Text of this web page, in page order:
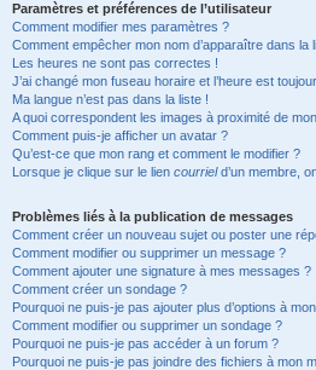
Paramètres et préférences de l’utilisateur
Comment modifier mes paramètres ?
Comment empêcher mon nom d’apparaître dans
Les heures ne sont pas correctes !
J’ai changé mon fuseau horaire et l’heure est
Ma langue n’est pas dans la liste !
A quoi correspondent les images à proximité de
Comment puis-je afficher un avatar ?
Qu’est-ce que mon rang et comment le modifier ?
Lorsque je clique sur le lien courrield’un membre,
Problèmes liés à la publication de messages
Comment créer un nouveau sujet ou poster une
Comment modifier ou supprimer un message ?
Comment ajouter une signature à mes messages ?
Comment créer un sondage ?
Pourquoi ne puis-je pas ajouter plus d’options à
Comment modifier ou supprimer un sondage ?
Pourquoi ne puis-je pas accéder à un forum ?
Pourquoi ne puis-je pas joindre des fichiers à mon